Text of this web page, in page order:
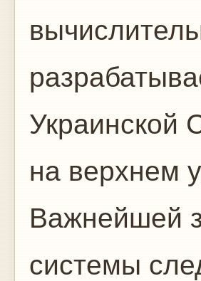
Украинской
на верхнем
Важнейшей
системы